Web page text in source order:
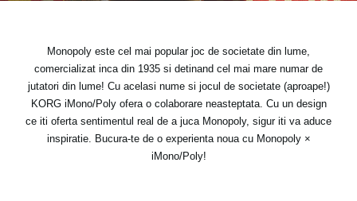
Monopoly este cel mai popular joc de societate din lume,
comercializat inca din 1935 si detinand cel mai mare numar de
jutatori din lume! Cu acelasi nume si jocul de societate (aproape!)
KORG iMono/Poly ofera o colaborare neasteptata. Cu un design
ce iti oferta sentimentul real de a juca Monopoly, sigur iti va aduce
inspiratie. Bucura-te de o experienta noua cu Monopoly ×
iMono/Poly!